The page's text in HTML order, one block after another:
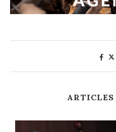
ARTICLES